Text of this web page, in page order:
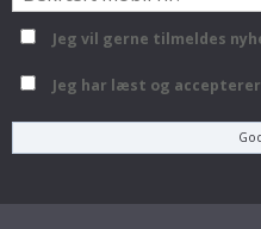
Jeg vil gerne tilmeldes
Jeg har læst og accepterer